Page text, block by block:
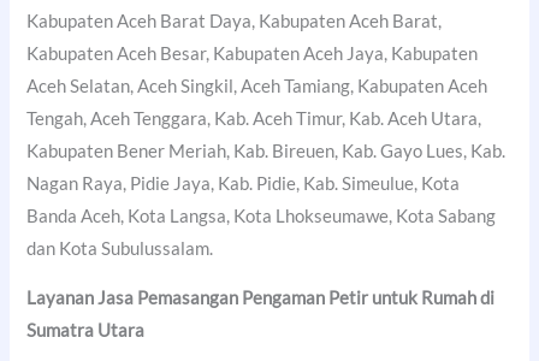
Kabupaten Aceh Barat Daya, Kabupaten Aceh Barat,
Kabupaten Aceh Besar, Kabupaten Aceh Jaya, Kabupaten
Aceh Selatan, Aceh Singkil, Aceh Tamiang, Kabupaten Aceh
Tengah, Aceh Tenggara, Kab. Aceh Timur, Kab. Aceh Utara,
Kabupaten Bener Meriah, Kab. Bireuen, Kab. Gayo Lues, Kab.
Nagan Raya, Pidie Jaya, Kab. Pidie, Kab. Simeulue, Kota
Banda Aceh, Kota Langsa, Kota Lhokseumawe, Kota Sabang
dan Kota Subulussalam.
Layanan Jasa Pemasangan Pengaman Petir untuk Rumah di
Sumatra Utara